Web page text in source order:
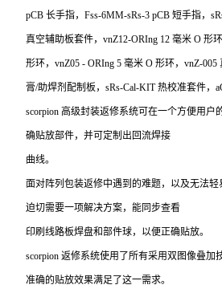
pCB 长手指，Fss-6MM-sRs-3 pCB 短手指，
真空辅助板套件，vnZ12-ORIng 12 毫米 O 形
形环，vnZ05 - ORIng 5 毫米 O 形环，vnZ-
膏/助焊剂配制板，sRs-Cal-KIT 热校准套件，
scorpion 高级封装返修系统可在一个方便用户
确贴放部件，并可定制出回流焊接
曲线。
面对阵列包装返修中遇到的难题，以及无法轻
迫切需要一项解决方案，能同步查看
印刷线路板焊盘和部件球，以便正确贴放。
scorpion返修系统使用了所有采用双图像叠加
准确的贴放效果满足了这一需求。